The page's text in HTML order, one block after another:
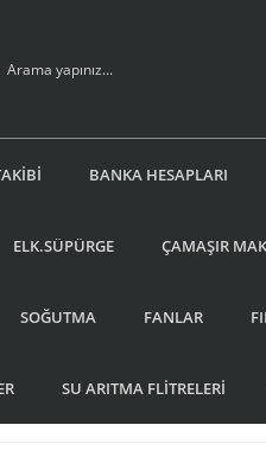
BANKA HESAPLARI
ELK.SÜPÜRGE ÇAMAŞIR
SOĞUTMA FANLAR
SU ARITMA FLİTRELERİ